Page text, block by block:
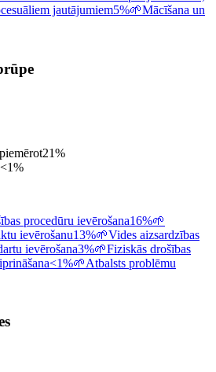
jautājumiem5%🌱Mācīšana un
21%
<1%
procedūru ievērošana16%🌱
ievērošanu13%🌱Vides aizsardzības
ievērošana3%🌱Fiziskās drošības
<1%🌱Atbalsts problēmu